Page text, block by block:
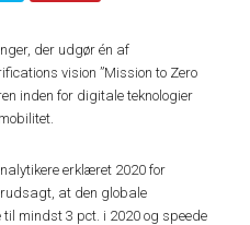
der udgør én af
vision ”Mission to Zero
inden for digitale teknologier
erklæret 2020 for
at den globale
mindst 3 pct. i 2020 og speede